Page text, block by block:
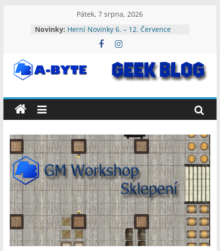
Pátek, 7 srpna, 2026
Novinky: Herní Novinky 6. – 12. Července
Herní Novinky 3. – 9. Srpna 2026
Srpna 2026
Herní Novinky 20. – 26. Července
Herní Novinky 13. – 19. Července
A-
Byte:
Geek
Blog
A-
Byte
Blog
–
Geek
Noviny